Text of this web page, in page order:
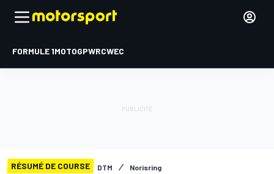
FORMULE 1MOTOGPWRCWEC
RÉSUMÉ DE COURSE DTM Norisring